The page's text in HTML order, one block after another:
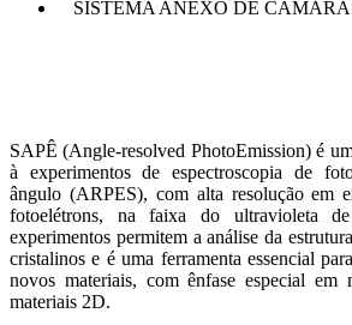
SISTEMA ANEXO DE
SAPÊ (Angle-resolved PhotoEmission) é
à experimentos de espectroscopia de
ângulo (ARPES), com alta resolução em
fotoelétrons, na faixa do ultravioleta
experimentos permitem a análise da
cristalinos e é uma ferramenta essencial
novos materiais, com ênfase especial em
materiais 2D.